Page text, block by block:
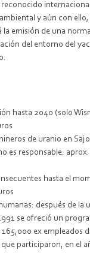
reconocido
y aún con
la emisión de una
del entorno del
hasta 2040 (solo
de uranio en
es responsable:
hasta el
después de la
se ofreció un
165,000 ex empleados
participaron, en el